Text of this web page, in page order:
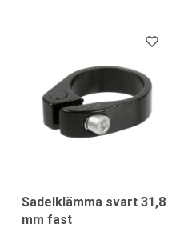
Sadelklämma svart 31,8
mm fast